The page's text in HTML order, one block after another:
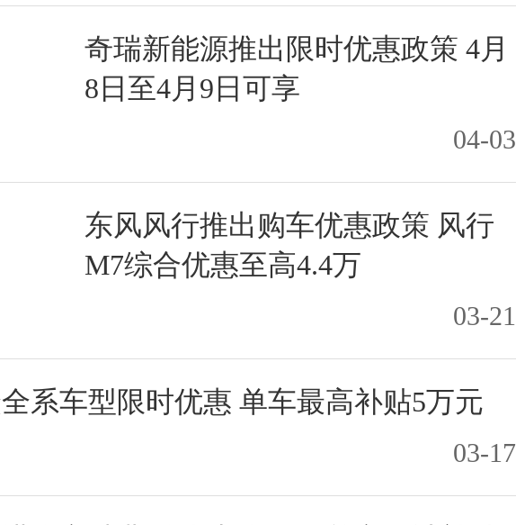
奇瑞新能源推出限时优惠政策 4月
8日至4月9日可享
04-03
东风风行推出购车优惠政策 风行
M7综合优惠至高4.4万
03-21
系车型限时优惠 单车最高补贴5万元
03-17